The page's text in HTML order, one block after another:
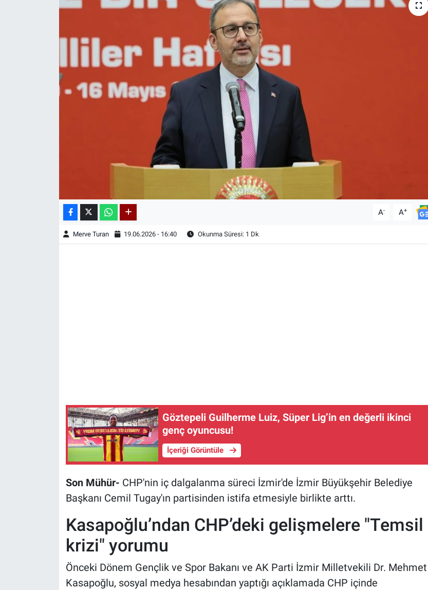
A- A+
Merve Turan 19.06.2026 - 16:40 Okunma Süresi: 1 Dk
Göztepeli Guilherme Luiz, Süper Lig’in en değerli ikinci
genç oyuncusu!
İçeriği Görüntüle
Son Mühür- CHP'nin iç dalgalanma süreci İzmir'de İzmir Büyükşehir Belediye
Başkanı Cemil Tugay'ın partisinden istifa etmesiyle birlikte arttı.
Kasapoğlu’ndan CHP’deki gelişmelere "Temsil
krizi" yorumu
Önceki Dönem Gençlik ve Spor Bakanı ve AK Parti İzmir Milletvekili Dr. Mehmet
Kasapoğlu, sosyal medya hesabından yaptığı açıklamada CHP içinde